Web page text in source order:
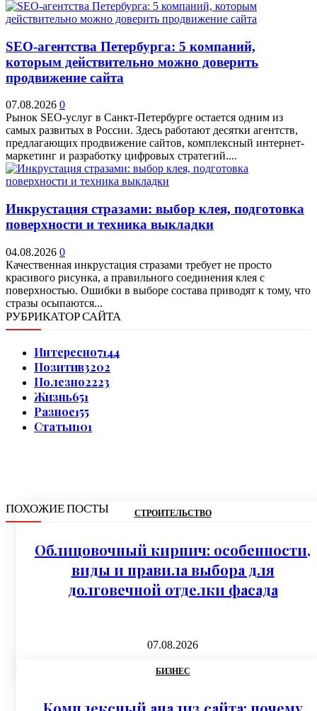
SEO-агентства Петербурга: 5 компаний,
которым действительно можно доверить
продвижение сайта
07.08.2026 0
Рынок SEO-услуг в Санкт-Петербурге остается одним из
самых развитых в России. Здесь работают десятки агентств,
предлагающих продвижение сайтов, комплексный интернет-
маркетинг и разработку цифровых стратегий....
Инкрустация стразами: выбор клея, подготовка
поверхности и техника выкладки
04.08.2026 0
Качественная инкрустация стразами требует не просто
красивого рисунка, а правильного соединения клея с
поверхностью. Ошибки в выборе состава приводят к тому, что
стразы осыпаются...
РУБРИКАТОР САЙТА
Интересно7144
Позитив3202
Полезно2223
Жизнь651
Разное155
Статьи101
ПОХОЖИЕ ПОСТЫ СТРОИТЕЛЬСТВО
Облицовочный кирпич: особенности,
виды и правила выбора для
долговечной отделки фасада
07.08.2026
БИЗНЕС